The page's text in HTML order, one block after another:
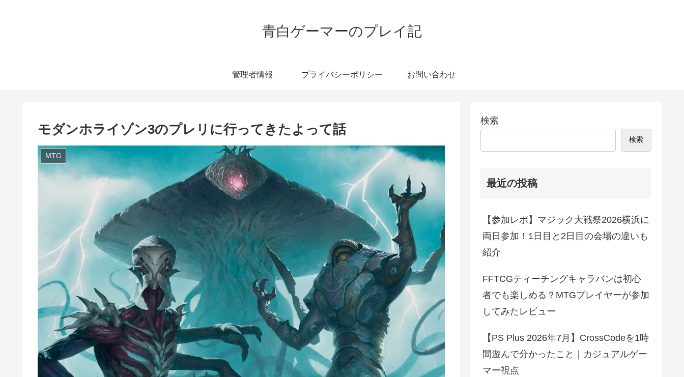
青白ゲーマーのプレイ記
管理者情報 プライバシーポリシー お問い合わせ
モダンホライゾン3のプレリに行ってきたよって話
MTG
検索
検索
最近の投稿
【参加レポ】マジック大戦祭2026横浜に
両日参加！1日目と2日目の会場の違いも
紹介
FFTCGティーチングキャラバンは初心
者でも楽しめる？MTGプレイヤーが参加
してみたレビュー
【PS Plus 2026年7月】CrossCodeを1時
間遊んで分かったこと｜カジュアルゲー
マー視点